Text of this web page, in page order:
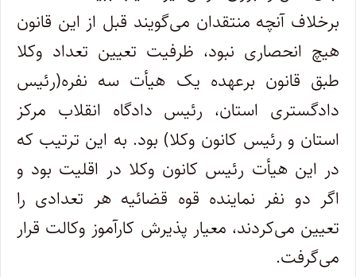
برخلاف آنچه منتقدان می‌گویند قبل از این قانون
هیچ انحصاری نبود، ظرفیت تعیین تعداد وکلا
طبق قانون برعهده یک هیأت سه نفره(رئیس
دادگستری استان، رئیس دادگاه انقلاب مرکز
استان و رئیس کانون وکلا) بود. به این ترتیب که
در این هیأت رئیس کانون وکلا در اقلیت بود و
اگر دو نفر نماینده قوه قضائیه هر تعدادی را
تعیین می‌کردند، معیار پذیرش کارآموز وکالت قرار
می‌گرفت.